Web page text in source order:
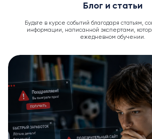
Блог и статьи
Будьте в курсе событий благодаря статьям,
информации, написанной экспертами,
ежедневном обучении.